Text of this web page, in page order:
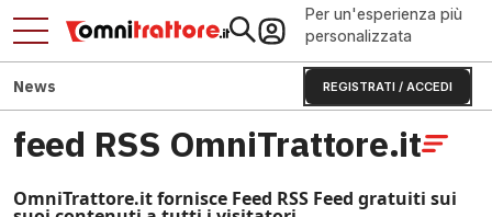
Per un'esperienza più
personalizzata
REGISTRATI / ACCEDI
News
feed RSS OmniTrattore.it
OmniTrattore.it fornisce Feed RSS Feed gratuiti sui